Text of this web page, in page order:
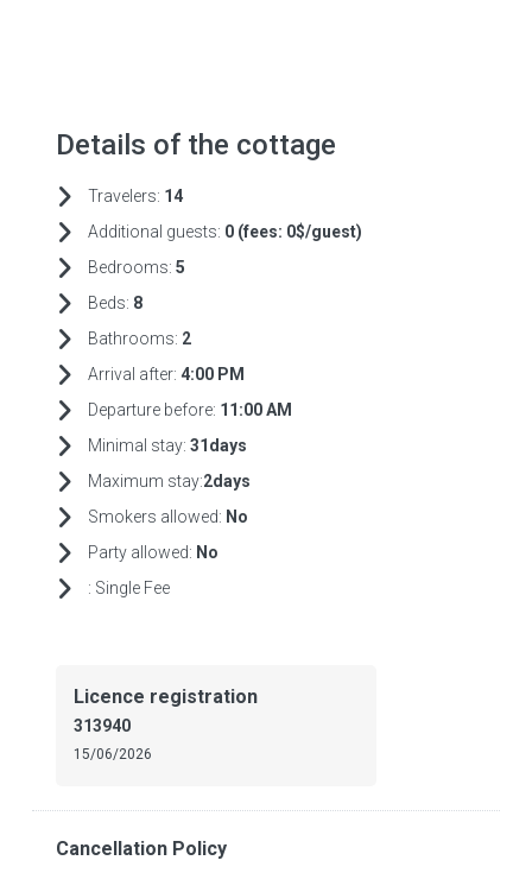
Details of the cottage
Travelers: 14
Additional guests: 0 (fees: 0$/guest)
Bedrooms: 5
Beds: 8
Bathrooms: 2
Arrival after: 4:00 PM
Departure before: 11:00 AM
Minimal stay: 31days
Maximum stay:2days
Smokers allowed: No
Party allowed: No
: Single Fee
Licence registration
313940
15/06/2026
Cancellation Policy